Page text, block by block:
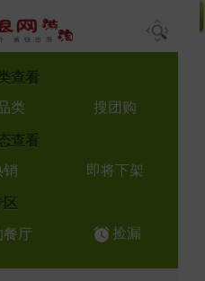
查看
类 搜团购
查看
销 即将下架
区
餐厅 捡漏